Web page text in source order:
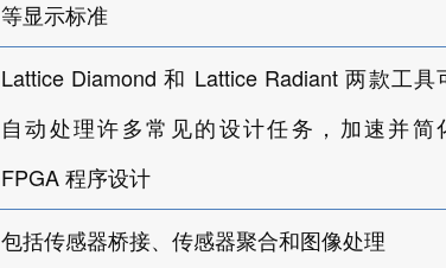
等显示标准
Lattice Diamond和 Lattice Radiant两款工具
自动处理许多常见的设计任务，加速并简
FPGA 程序设计
包括传感器桥接、传感器聚合和图像处理